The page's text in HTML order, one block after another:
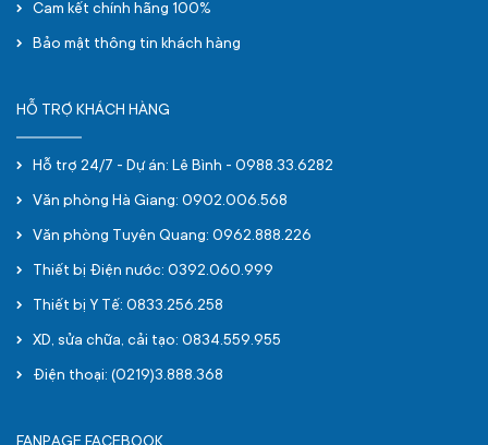
Cam kết chính hãng 100%
Bảo mật thông tin khách hàng
HỖ TRỢ KHÁCH HÀNG
Hỗ trợ 24/7 - Dự án: Lê Bình - 0988.33.6282
Văn phòng Hà Giang: 0902.006.568
Văn phòng Tuyên Quang: 0962.888.226
Thiết bị Điện nước: 0392.060.999
Thiết bị Y Tế: 0833.256.258
XD, sửa chữa, cải tạo: 0834.559.955
Điện thoại: (0219)3.888.368